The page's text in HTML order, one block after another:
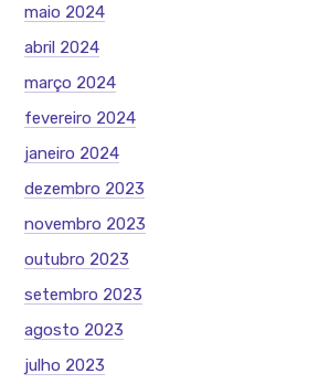
maio 2024
abril 2024
março 2024
fevereiro 2024
janeiro 2024
dezembro 2023
novembro 2023
outubro 2023
setembro 2023
agosto 2023
julho 2023